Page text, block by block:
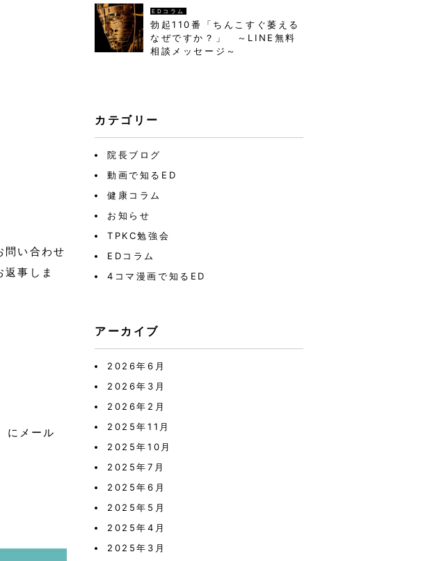
問い合わせ
事しま
メール
EDコラム
勃起110番「ちんこすぐ萎える
なぜですか？」 ～LINE無料
相談メッセージ～
カテゴリー
院長ブログ
動画で知るED
健康コラム
お知らせ
TPKC勉強会
EDコラム
4コマ漫画で知るED
アーカイブ
2026年6月
2026年3月
2026年2月
2025年11月
2025年10月
2025年7月
2025年6月
2025年5月
2025年4月
2025年3月